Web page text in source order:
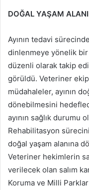
DOĞAL YAŞAM
Ayının tedavi
dinlenmeye yönelik
düzenli olarak takip
görüldü. Veteriner
müdahaleler, ayının
dönebilmesini
ayının sağlık durumu
Rehabilitasyon
doğal yaşam alanına
Veteriner hekimlerin
verilecek olan salım
Koruma ve Milli